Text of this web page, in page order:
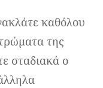
καθόλου
της
σταδιακά ο